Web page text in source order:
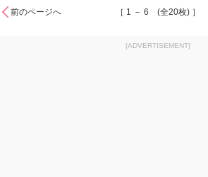
前のページへ ［ 1 － 6 (全20枚) ］
[ADVERTISEMENT]